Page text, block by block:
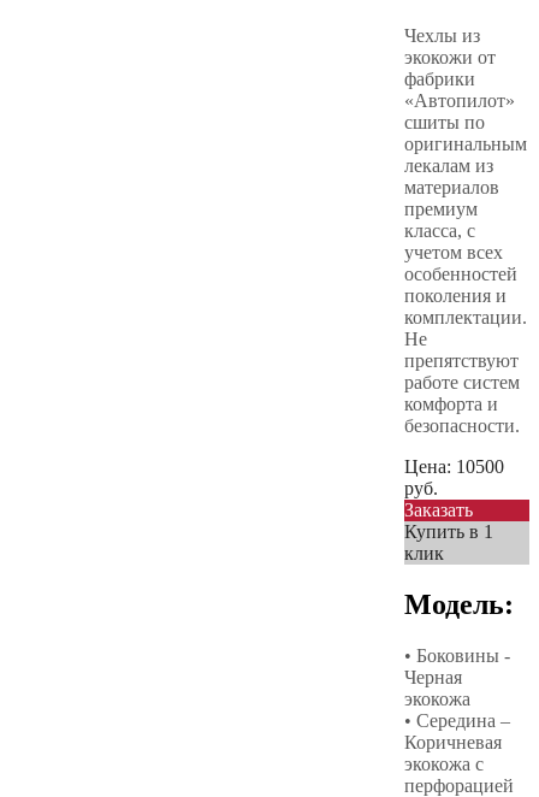
Чехлы из
экокожи от
фабрики
«Автопилот»
сшиты по
оригинальным
лекалам из
материалов
премиум
класса, с
учетом всех
особенностей
поколения и
комплектации.
Не
препятствуют
работе систем
комфорта и
безопасности.
Цена: 10500
руб.
Заказать
Купить в 1
клик
Модель:
• Боковины -
Черная
экокожа
• Середина –
Коричневая
экокожа с
перфорацией